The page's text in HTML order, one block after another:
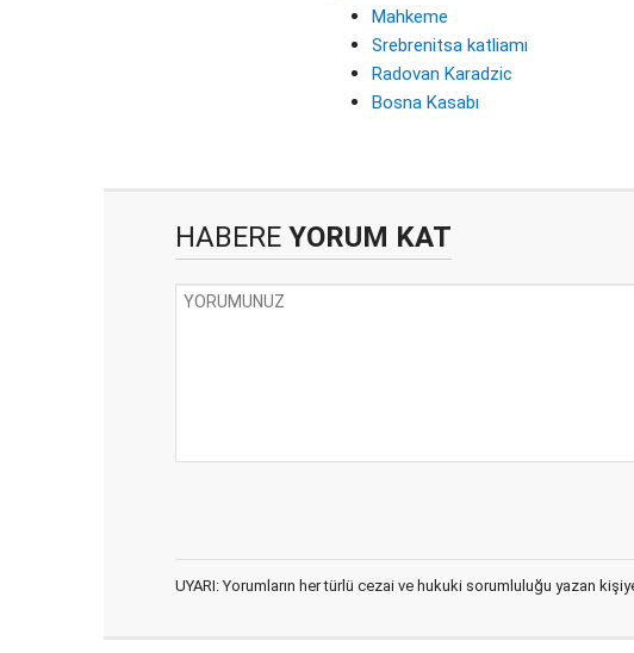
Mahkeme
Srebrenitsa katliamı
Radovan Karadzic
Bosna Kasabı
HABERE YORUM KAT
UYARI: Yorumların her türlü cezai ve hukuki sorumluluğu yazan